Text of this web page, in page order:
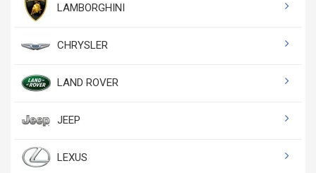
LAMBORGHINI
CHRYSLER
LAND ROVER
JEEP
LEXUS